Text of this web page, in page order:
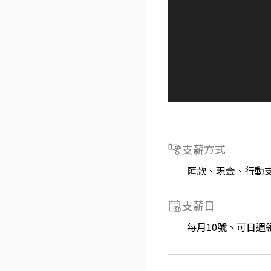
支薪方式
匯款、現金、行動
支薪日
每月10號、可日週